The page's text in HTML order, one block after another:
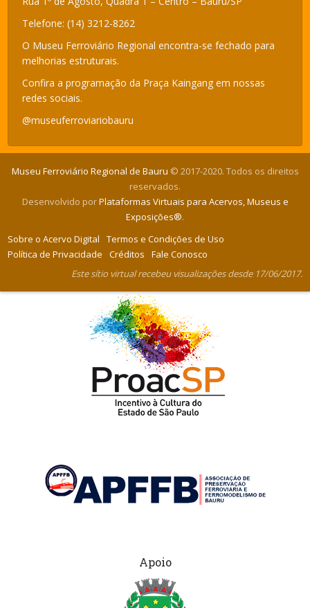
Telefone: (14) 3212-8262
O Museu Ferroviário Regional encontra-se fechado para
melhorias estruturais.
Confira a programação da Praça Kaingang em nossas
redes sociais.
@museuferroviariobauru
Museu Ferroviário Regional de Bauru © 2017-2020. Todos os direitos
reservados.
Desenvolvido porPlataformas Virtuais para Acervos, Museus e
Exposições®.
Sobre o Acervo Digital
Termos e Condições de Uso
Política de Privacidade
Créditos
Fale Conosco
Este sítio virtual recebeu visualizações desde 17/06/2017.
Apoio